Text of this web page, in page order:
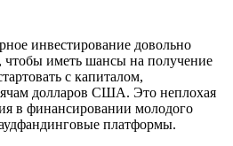
инвестирование довольно
чтобы иметь шансы на получение
с капиталом,
долларов США. Это неплохая
в финансировании молодого
платформы.